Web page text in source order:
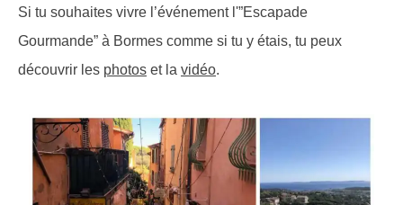
Si tu souhaites vivre l’événement l'”Escapade
Gourmande” à Bormes comme si tu y étais, tu peux
découvrir les photos et la vidéo.